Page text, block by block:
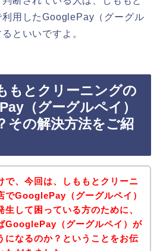
利用したGooglePay（グーグル
といいですよ。
もとクリーニングの
（グーグルペイ）
その解決方法をご紹
で、今回は、しももとクリーニ
でGooglePay（グーグルペイ）
生して困っている方のために、
GooglePay（グーグルペイ）が
になるのか？ということをお伝